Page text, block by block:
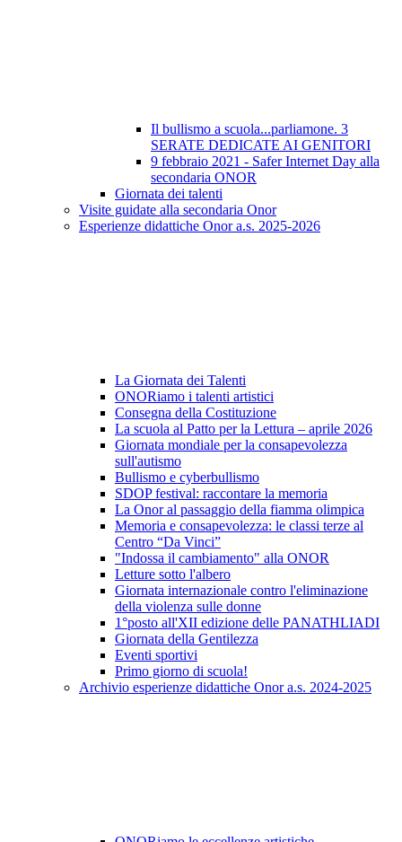
Il bullismo a scuola...parliamone. 3
SERATE DEDICATE AI GENITORI
9 febbraio 2021 - Safer Internet Day alla
secondaria ONOR
Giornata dei talenti
Visite guidate alla secondaria Onor
Esperienze didattiche Onor a.s. 2025-2026
La Giornata dei Talenti
ONORiamo i talenti artistici
Consegna della Costituzione
La scuola al Patto per la Lettura – aprile 2026
Giornata mondiale per la consapevolezza
sull'autismo
Bullismo e cyberbullismo
SDOP festival: raccontare la memoria
La Onor al passaggio della fiamma olimpica
Memoria e consapevolezza: le classi terze al
Centro “Da Vinci”
"Indossa il cambiamento" alla ONOR
Letture sotto l'albero
Giornata internazionale contro l'eliminazione
della violenza sulle donne
1°posto all'XII edizione delle PANATHLIADI
Giornata della Gentilezza
Eventi sportivi
Primo giorno di scuola!
Archivio esperienze didattiche Onor a.s. 2024-2025